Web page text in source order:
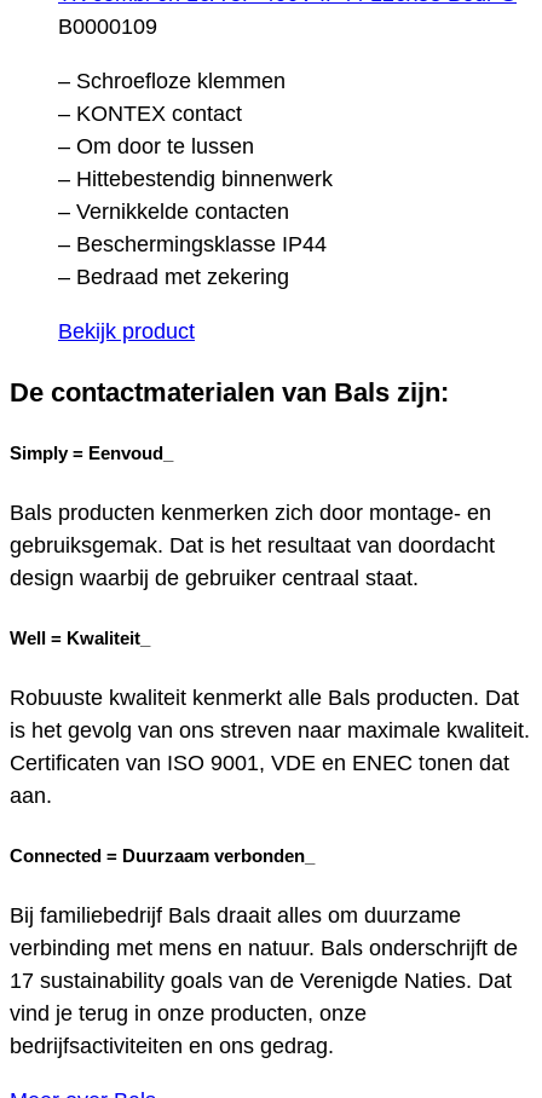
B0000109
– Schroefloze klemmen
– KONTEX contact
– Om door te lussen
– Hittebestendig binnenwerk
– Vernikkelde contacten
– Beschermingsklasse IP44
– Bedraad met zekering
Bekijk product
De contactmaterialen van Bals zijn:
Simply = Eenvoud_
Bals producten kenmerken zich door montage- en
gebruiksgemak. Dat is het resultaat van doordacht
design waarbij de gebruiker centraal staat.
Well = Kwaliteit_
Robuuste kwaliteit kenmerkt alle Bals producten. Dat
is het gevolg van ons streven naar maximale kwaliteit.
Certificaten van ISO 9001, VDE en ENEC tonen dat
aan.
Connected = Duurzaam verbonden_
Bij familiebedrijf Bals draait alles om duurzame
verbinding met mens en natuur. Bals onderschrijft de
17 sustainability goals van de Verenigde Naties. Dat
vind je terug in onze producten, onze
bedrijfsactiviteiten en ons gedrag.